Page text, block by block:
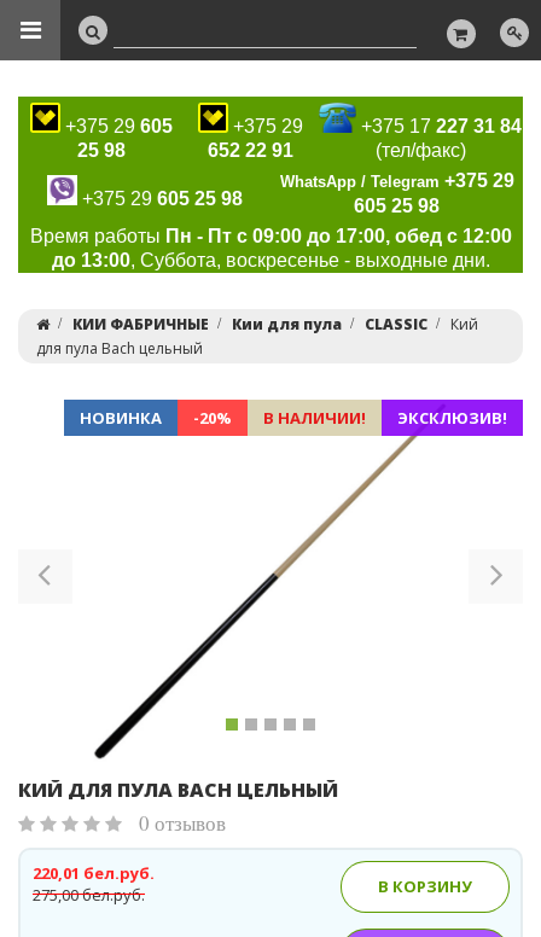
+375 29 605
25 98
+375 29
652 22 91
+375 17227 31 84
(тел/факс)
+375 29 605 25 98
WhatsApp / Telegram +375 29
605 25 98
Время работы Пн - Пт с 09:00 до 17:00, обед с 12:00
до 13:00, Суббота, воскресенье - выходные дни.
КИИ ФАБРИЧНЫЕ Кии для пула CLASSIC
Кий
для пула Bach цельный
НОВИНКА -20% В НАЛИЧИИ! ЭКСКЛЮЗИВ!
КИЙ ДЛЯ ПУЛА BACH ЦЕЛЬНЫЙ
0 отзывов
275,00 бел.руб.
220,01 бел.руб.
В КОРЗИНУ